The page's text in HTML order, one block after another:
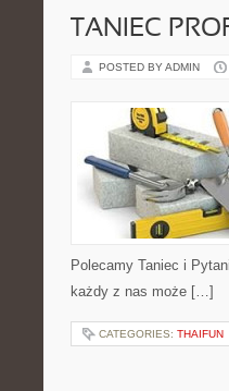
TANIEC
POSTED BY ADMIN
Polecamy Taniec i
każdy z nas może […]
CATEGORIES: THAIFUN